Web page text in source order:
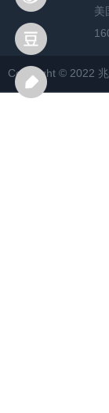
美
Copyright © 2022